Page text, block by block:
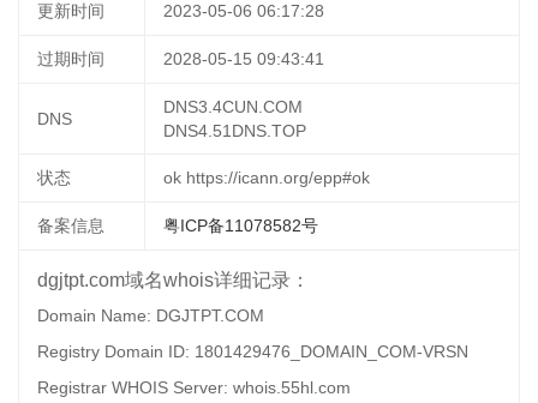
更新时间 2023-05-06 06:17:28
过期时间 2028-05-15 09:43:41
DNS
DNS3.4CUN.COM
DNS4.51DNS.TOP
状态 ok https://icann.org/epp#ok
备案信息 粤ICP备11078582号
dgjtpt.com域名whois详细记录：
Domain Name: DGJTPT.COM
Registry Domain ID: 1801429476_DOMAIN_COM-VRSN
Registrar WHOIS Server: whois.55hl.com